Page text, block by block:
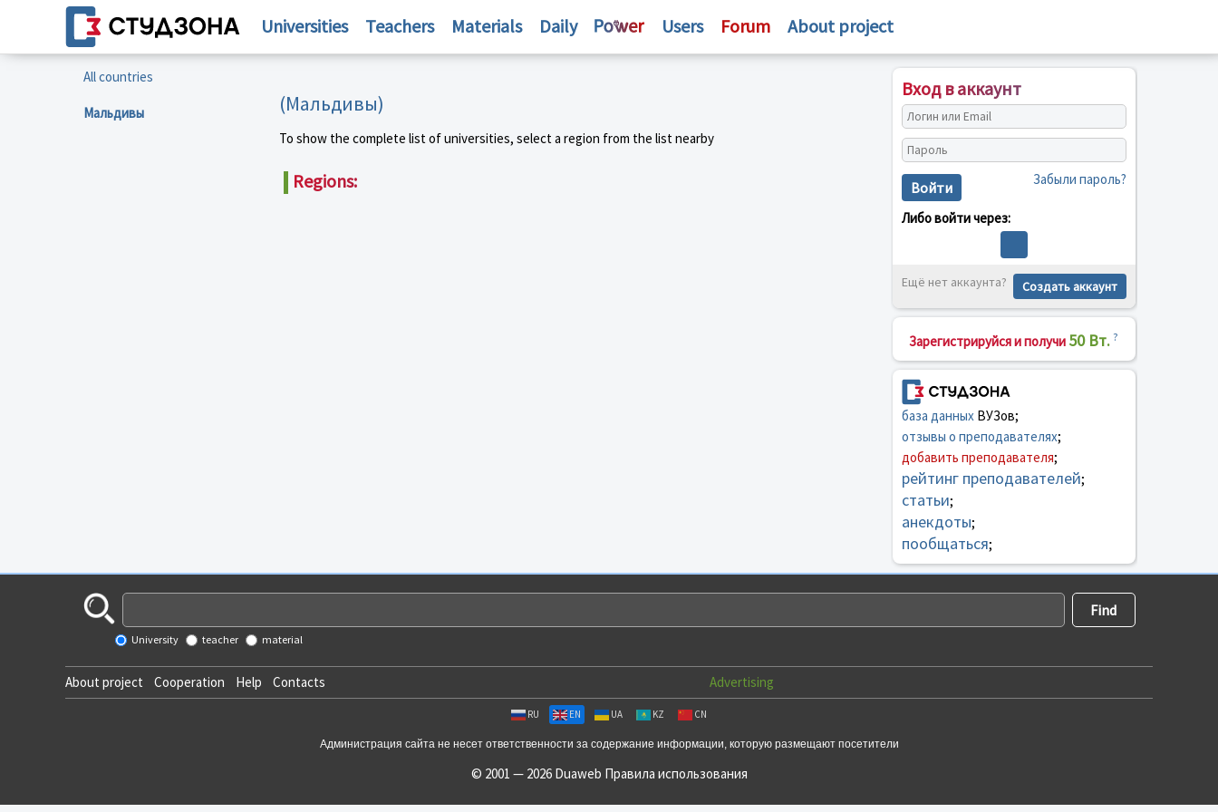
Universities Teachers Materials Daily Users Forum About project
All countries
Мальдивы (Мальдивы)
To show the complete list of universities, select a region from the list nearby
Regions:
Вход в аккаунт
Войти Забыли пароль?
Либо войти через:
Ещё нет аккаунта? Создать аккаунт
Зарегистрируйся и получи 50 Вт. ?
база данныхВУЗов;
отзывы о преподавателях;
добавить преподавателя;
рейтинг преподавателей;
статьи;
анекдоты;
пообщаться;
University teacher material
About project Cooperation Help Contacts Advertising
RU EN UA KZ CN
Администрация сайта не несет ответственности за содержание информации, которую размещают посетители
© 2001 — 2026 Duaweb Правила использования